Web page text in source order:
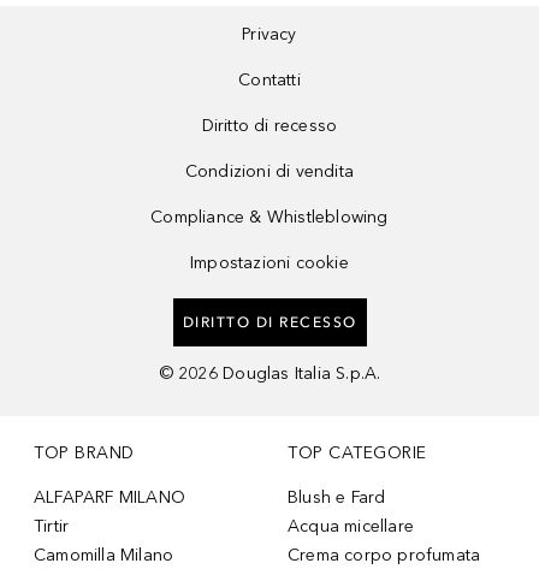
Privacy
Contatti
Diritto di recesso
Condizioni di vendita
Compliance & Whistleblowing
Impostazioni cookie
DIRITTO DI RECESSO
© 2026 Douglas Italia S.p.A.
TOP BRAND
ALFAPARF MILANO
Tirtir
Camomilla Milano
TOP CATEGORIE
Blush e Fard
Acqua micellare
Crema corpo profumata